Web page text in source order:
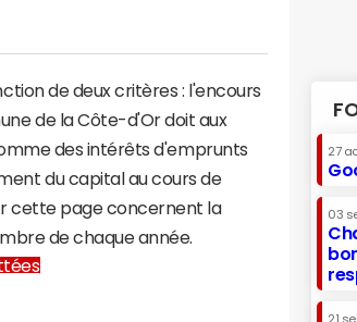
de deux critères : l'encours
de la Côte-d'Or doit aux
des intérêts d'emprunts
du capital au cours de
cette page concernent la
de chaque année.
27
03
21